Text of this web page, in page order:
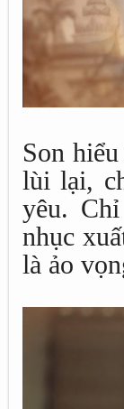
Son
lùi lại,
yêu.
nhục
là ảo